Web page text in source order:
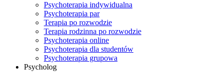
Psychoterapia indywidualna
Psychoterapia par
Terapia po rozwodzie
Terapia rodzinna po rozwodzie
Psychoterapia online
Psychoterapia dla studentów
Psychoterapia grupowa
Psycholog